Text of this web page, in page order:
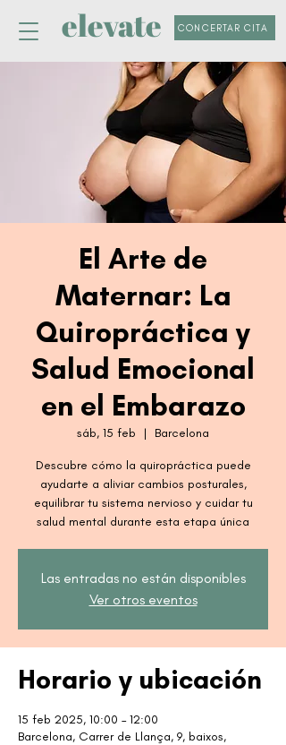
elevate CONCERTAR CITA
El Arte de
Maternar: La
Quiropráctica y
Salud Emocional
en el Embarazo
sáb, 15 feb
  |
Barcelona
Descubre cómo la quiropráctica puede
ayudarte a aliviar cambios posturales,
equilibrar tu sistema nervioso y cuidar tu
salud mental durante esta etapa única
Las entradas no están disponibles
Ver otros eventos
Horario y ubicación
15 feb 2025, 10:00 – 12:00
Barcelona, Carrer de Llança, 9, baixos,